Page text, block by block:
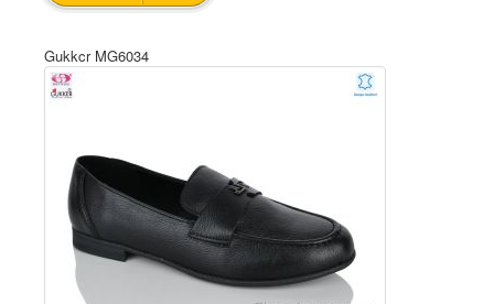
Gukkcr MG6034